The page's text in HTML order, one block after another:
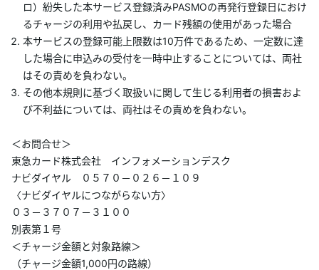
ロ）紛失した本サービス登録済みPASMOの再発行登録日におけ
るチャージの利用や払戻し、カード残額の使用があった場合
本サービスの登録可能上限数は10万件であるため、一定数に達
した場合に申込みの受付を一時中止することについては、両社
はその責めを負わない。
その他本規則に基づく取扱いに関して生じる利用者の損害およ
び不利益については、両社はその責めを負わない。
＜お問合せ＞
東急カード株式会社 インフォメーションデスク
ナビダイヤル ０５７０－０２６－１０９
〈ナビダイヤルにつながらない方〉
０３－３７０７－３１００
別表第１号
＜チャージ金額と対象路線＞
（チャージ金額1,000円の路線）